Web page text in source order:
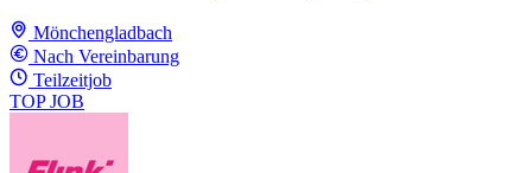
Mönchengladbach
Nach Vereinbarung
Teilzeitjob
TOP JOB